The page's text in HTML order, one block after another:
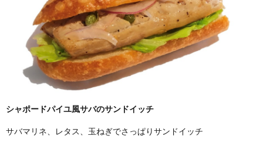
シャポードパイユ風サバのサンドイッチ
サバマリネ、レタス、玉ねぎでさっぱりサンドイッチ